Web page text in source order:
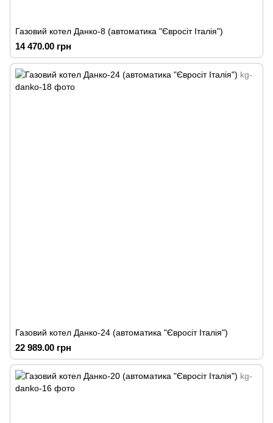
Газовий котел Данко-8 (автоматика "Євросіт Італія")
14 470.00 грн
Газовий котел Данко-24 (автоматика "Євросіт Італія")
22 989.00 грн